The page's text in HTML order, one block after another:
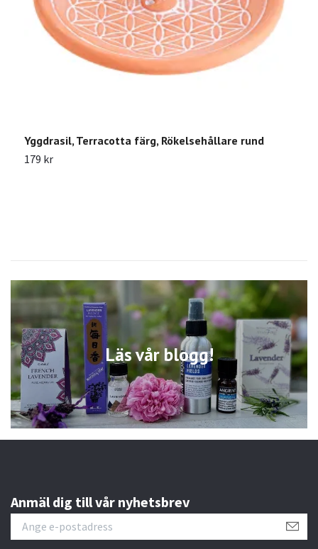
Läs vår blogg!
Yggdrasil, Terracotta färg, Rökelsehållare rund
179 kr
Anmäl dig till vår nyhetsbrev